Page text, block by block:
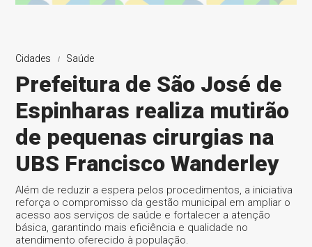
Cidades Saúde
Prefeitura de São José de
Espinharas realiza mutirão
de pequenas cirurgias na
UBS Francisco Wanderley
Além de reduzir a espera pelos procedimentos, a iniciativa
reforça o compromisso da gestão municipal em ampliar o
acesso aos serviços de saúde e fortalecer a atenção
básica, garantindo mais eficiência e qualidade no
atendimento oferecido à população.